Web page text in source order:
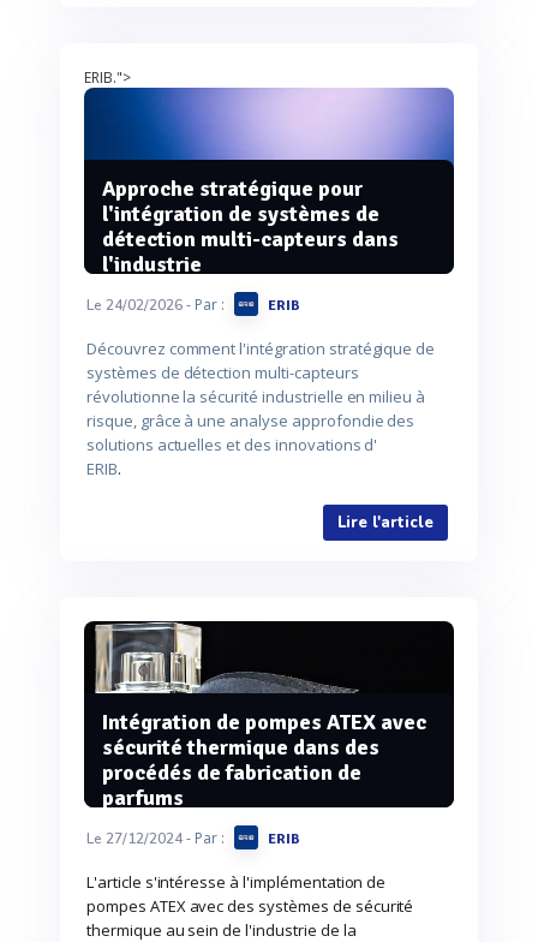
ERIB.">
Approche stratégique pour
l'intégration de systèmes de
détection multi-capteurs dans
l'industrie
Le 24/02/2026- Par : ERIB
Découvrez comment l'intégration stratégique de
systèmes de détection multi-capteurs
révolutionne la sécurité industrielle en milieu à
risque, grâce à une analyse approfondie des
solutions actuelles et des innovations d'
ERIB.
Lire l'article
Intégration de pompes ATEX avec
sécurité thermique dans des
procédés de fabrication de
parfums
Le 27/12/2024- Par : ERIB
L'article s'intéresse à l'implémentation de
pompes ATEX avec des systèmes de sécurité
thermique au sein de l'industrie de la